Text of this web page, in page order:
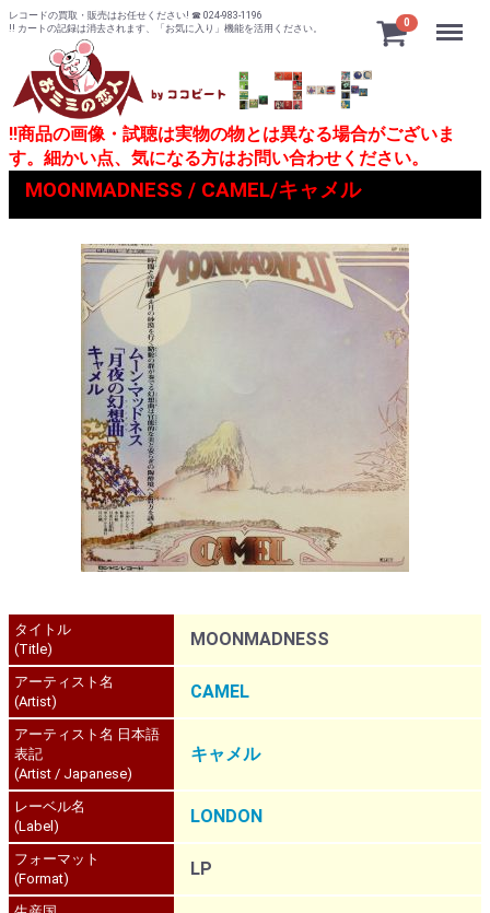
レコードの買取・販売はお任せください! ☎ 024-983-1196
!! カートの記録は消去されます、「お気に入り」機能を活用ください。
0 Menu
!!商品の画像・試聴は実物の物とは異なる場合がございま
す。細かい点、気になる方はお問い合わせください。
MOONMADNESS / CAMEL/キャメル
タイトル
(Title)
MOONMADNESS
アーティスト名
(Artist)
CAMEL
アーティスト名 日本語
表記
(Artist / Japanese)
キャメル
レーベル名
(Label)
LONDON
フォーマット
(Format)
LP